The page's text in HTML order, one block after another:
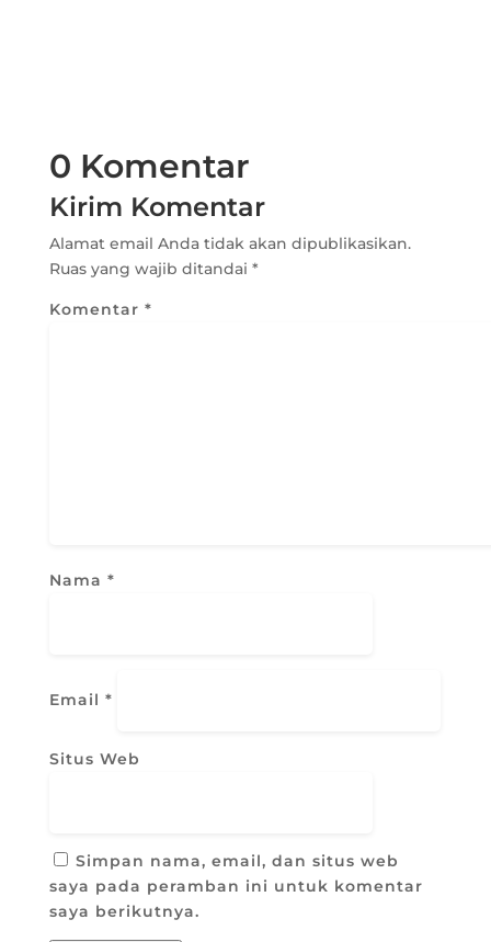
0 Komentar
Kirim Komentar
Alamat email Anda tidak akan dipublikasikan.
Ruas yang wajib ditandai *
Komentar *
Nama *
Email *
Situs Web
Simpan nama, email, dan situs web
saya pada peramban ini untuk komentar
saya berikutnya.